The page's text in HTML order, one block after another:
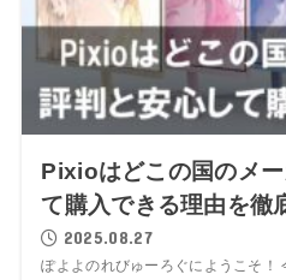
Pixioはどこの国のメ
て購入できる理由を徹
2025.08.27
ぽよよのれびゅーろぐにようこそ！